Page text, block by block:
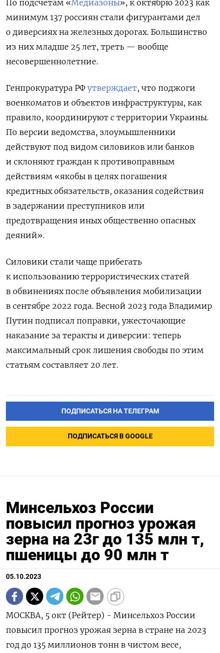
По подсчетам «Медиазоны», к октябрю 2023 как
минимум 137 россиян стали фигурантами дел
о диверсиях на железных дорогах. Большинство
из них младше 25 лет, треть — вообще
несовершеннолетние.
Генпрокуратура РФ утверждает, что поджоги
военкоматов и объектов инфраструктуры, как
правило, координируют с территории Украины.
По версии ведомства, злоумышленники
действуют под видом силовиков или банков
и склоняют граждан к противоправным
действиям «якобы в целях погашения
кредитных обязательств, оказания содействия
в задержании преступников или
предотвращения иных общественно опасных
деяний».
Силовики стали чаще прибегать
к использованию террористических статей
в обвинениях после объявления мобилизации
в сентябре 2022 года. Весной 2023 года Владимир
Путин подписал поправки, ужесточающие
наказание за теракты и диверсии: теперь
максимальный срок лишения свободы по этим
статьям составляет 20 лет.
ПОДПИСАТЬСЯ НА ТЕЛЕГРАМ
ПОДПИСАТЬСЯ В GOOGLE
Минсельхоз России
повысил прогноз урожая
зерна на 23г до 135 млн т,
пшеницы до 90 млн т
05.10.2023
МОСКВА, 5 окт (Рейтер) - Минсельхоз России
повысил прогноз урожая зерна в стране на 2023
год до 135 миллионов тонн в чистом весе,